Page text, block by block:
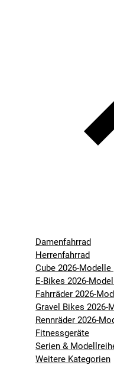
Damenfahrrad
Herrenfahrrad
Cube 2026-Modelle
E-Bikes 2026-
Fahrräder 2026-
Gravel Bikes 2026-
Rennräder 2026-
Fitnessgeräte
Serien &
Weitere Kategorien